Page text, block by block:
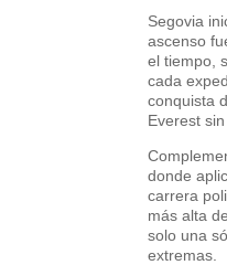
Segovia
ascenso
el tiempo,
cada
conquista
Everest
donde
carrera
más alta
solo una
extremas.